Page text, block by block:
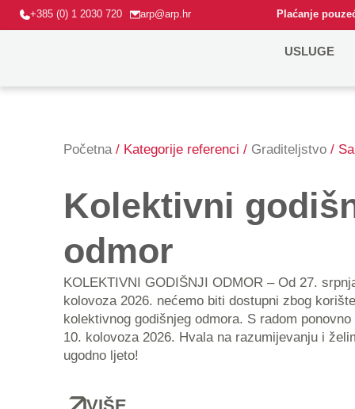
+385 (0) 1 2030 720 arp@arp.hr Plaćanje
USLUGE
Početna / Kategorije referenci / Graditeljstvo /
Kolektivni
odmor
KOLEKTIVNI GODIŠNJI ODMOR – Od 27. srpnja do 9.
kolovoza 2026. nećemo biti dostupni zbog
kolektivnog godišnjeg odmora. S radom
10. kolovoza 2026. Hvala na razumijevanju i
ugodno ljeto!